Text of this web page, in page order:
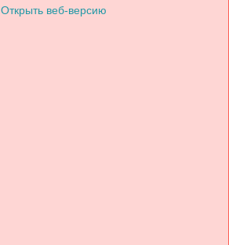
Открыть веб-версию